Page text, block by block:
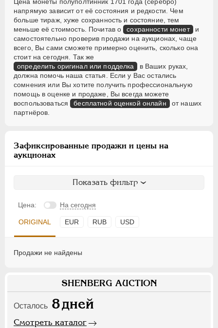
Цена монеты полуполтинник 1701 года (серебро)
напрямую зависит от её состояния и редкости. Чем
больше тираж, хуже сохранность и состояние, тем
меньше её стоимость. Почитав о сохранности монет и
самостоятельно проверив продажи на аукционах, чаще
всего, Вы сами сможете примерно оценить, сколько она
стоит на сегодня. Так же
определить оригинал или подделка
в Ваших руках,
должна помочь наша статья. Если у Вас остались
сомнения или Вы хотите получить профессиональную
помощь в оценке и продаже, Вы всегда можете
воспользоваться бесплатной оценкой онлайн от наших
партнёров.
Зафиксированные продажи и цены на
аукционах
Показать фильтр
Цена: На сегодня
ORIGINAL EUR RUB USD
Продажи не найдены
SHENBERG AUCTION
Осталось 8дней
Смотреть каталог